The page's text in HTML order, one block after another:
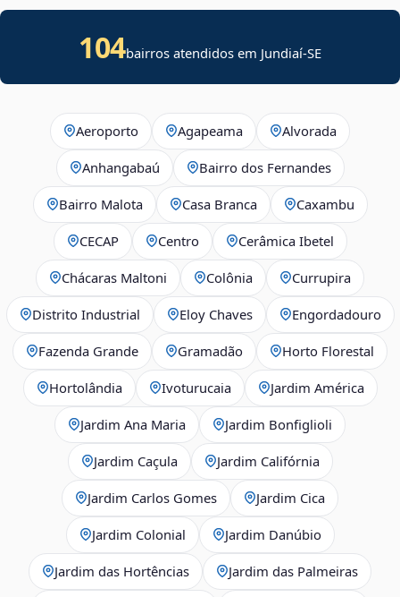
104bairros atendidos em Jundiaí-SE
Aeroporto Agapeama Alvorada
Anhangabaú Bairro dos Fernandes
Bairro Malota Casa Branca Caxambu
CECAP Centro Cerâmica Ibetel
Chácaras Maltoni Colônia Currupira
Distrito Industrial Eloy Chaves Engordadouro
Fazenda Grande Gramadão Horto Florestal
Hortolândia Ivoturucaia Jardim América
Jardim Ana Maria Jardim Bonfiglioli
Jardim Caçula Jardim Califórnia
Jardim Carlos Gomes Jardim Cica
Jardim Colonial Jardim Danúbio
Jardim das Hortências Jardim das Palmeiras